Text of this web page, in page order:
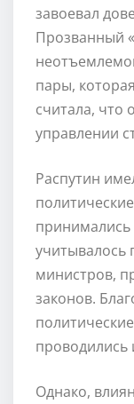
завоевал
Прозванный
пары,
считала,
управлении
Распутин
принимались
учитывалось
министров,
законов.
проводились
Однако,